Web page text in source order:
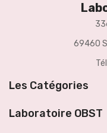
69460
Les Catégories
Laboratoire OBST